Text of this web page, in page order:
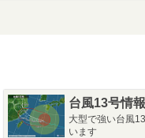
台風13号情報
大型で強い台風
います